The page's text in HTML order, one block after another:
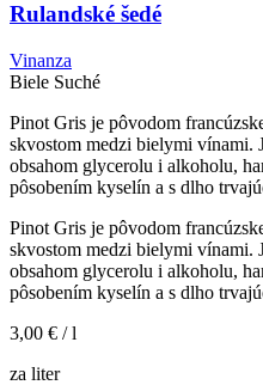
Rulandské šedé
Vinanza
Biele Suché
Pinot Gris je pôvodom
skvostom medzi bielymi vínami.
obsahom glycerolu i alkoholu,
pôsobením kyselín a s dlho
Pinot Gris je pôvodom
skvostom medzi bielymi vínami.
obsahom glycerolu i alkoholu,
pôsobením kyselín a s dlho
3,00 € / l
za liter